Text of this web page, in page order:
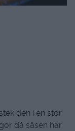
den i en stor
då såsen här